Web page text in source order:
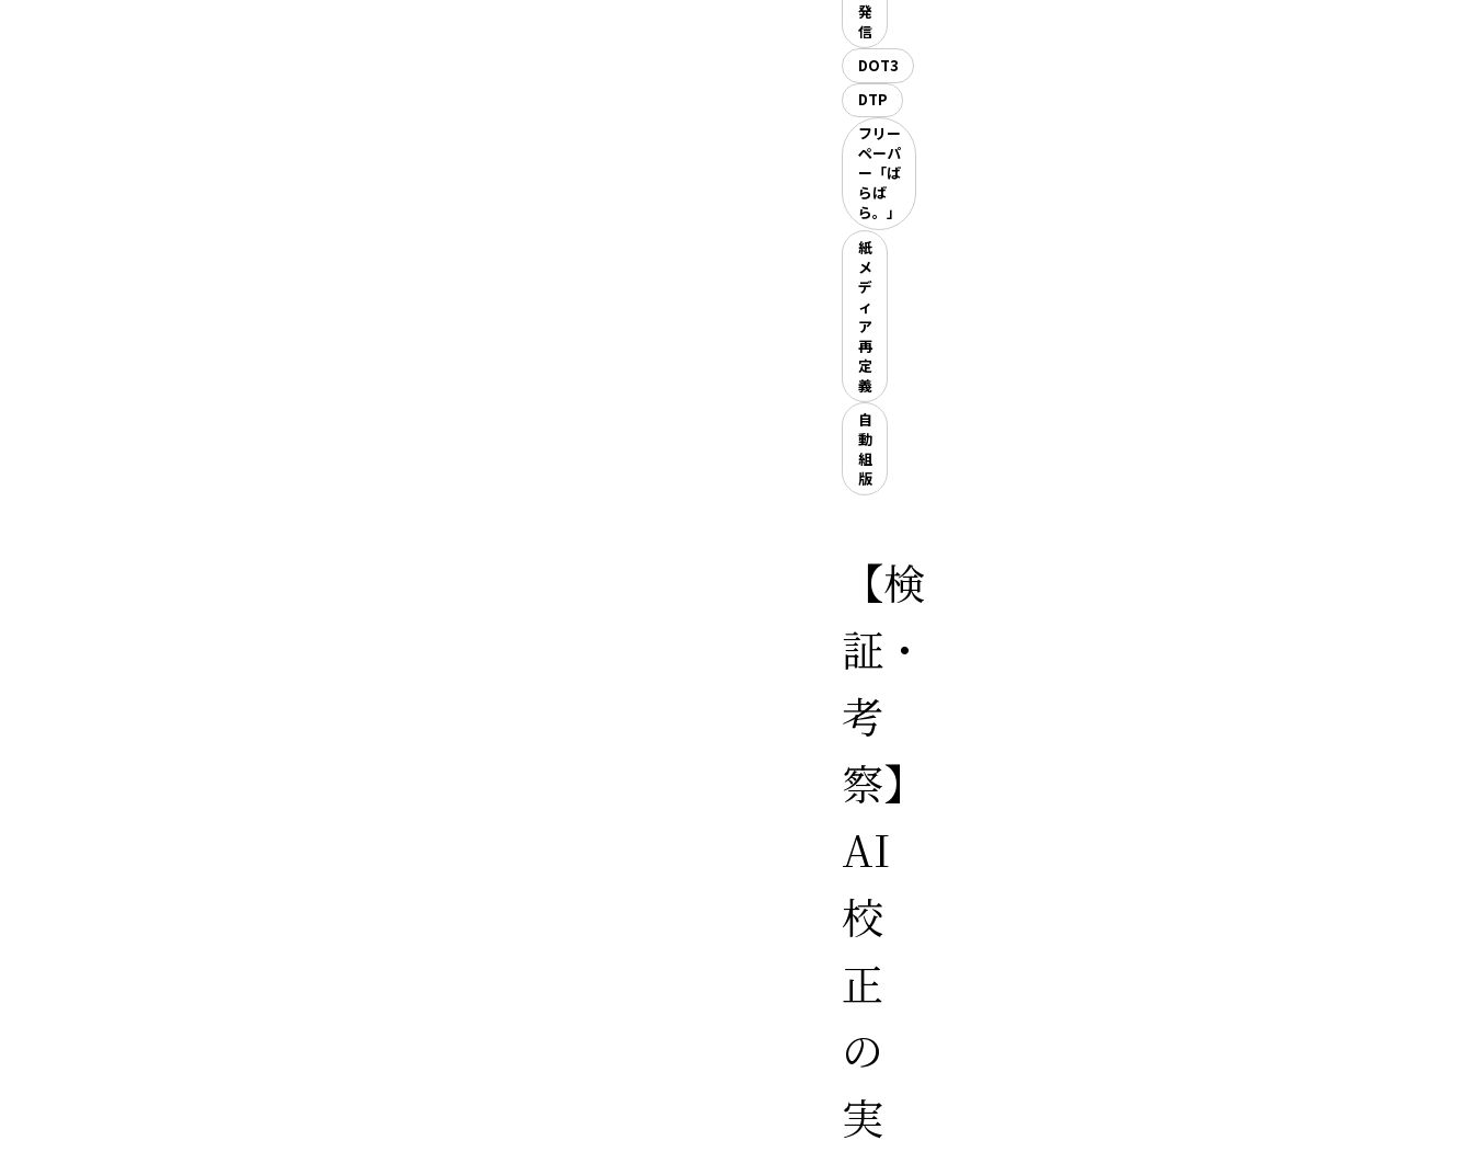
発
信
DOT3
DTP
フリー
ペーパ
ー「ば
らば
ら。」
紙
メ
デ
ィ
ア
再
定
義
自
動
組
版
【検
証・
考
察】
AI
校
正
の
実